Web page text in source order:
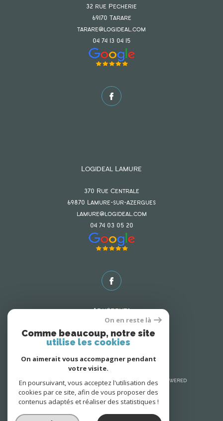
32 rue Pecherie
69170 tarare
tarare@logideal.com
04 74 13 04 15
Logideal Lamure
370 Rue Centrale
69870 lamure-sur-azergues
lamure@logideal.com
04 74 03 05 20
© 2026 | Tous droits réservés | Traduction powered
by Google |
Nos honoraires
Politique RGPD
On en reste là
Comme beaucoup, notre site
utilise les cookies
On aimerait vous accompagner pendant
votre visite.
En poursuivant, vous acceptez l'utilisation des
cookies par ce site, afin de vous proposer des
contenus adaptés et réaliser des statistiques !